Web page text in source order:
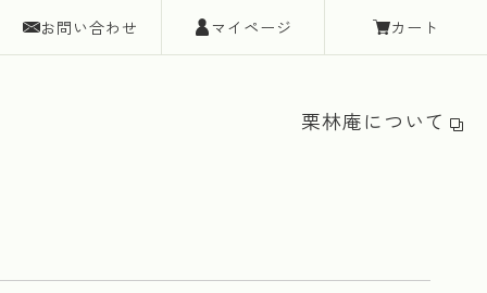
お問い合わせ マイページ カート
栗林庵について